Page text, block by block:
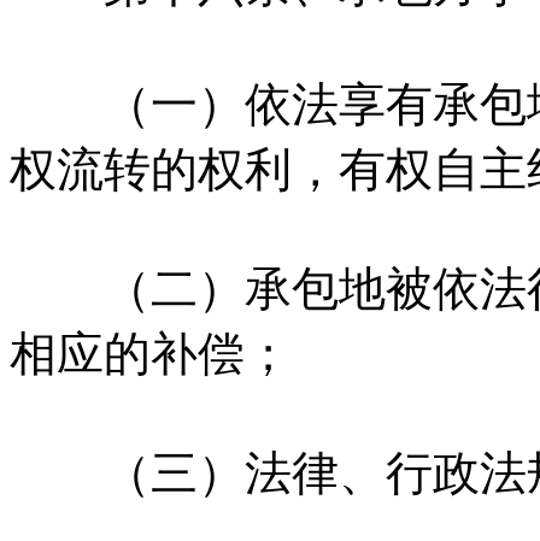
（一）依法享有承包
权流转的权利，有权自
（二）承包地被依法
相应的补偿；
（三）法律、行政法